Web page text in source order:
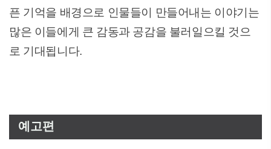
픈 기억을 배경으로 인물들이 만들어내는 이야기는
많은 이들에게 큰 감동과 공감을 불러일으킬 것으
로 기대됩니다.
예고편